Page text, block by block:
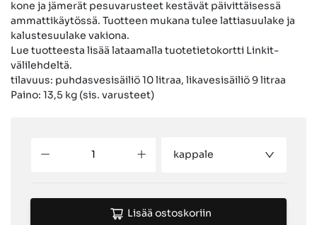
kone ja jämerät pesuvarusteet kestävät päivittäisessä
ammattikäytössä. Tuotteen mukana tulee lattiasuulake ja
kalustesuulake vakiona.
Lue tuotteesta lisää lataamalla tuotetietokortti Linkit-
välilehdeltä.
tilavuus: puhdasvesisäiliö 10 litraa, likavesisäiliö 9 litraa
Paino: 13,5 kg (sis. varusteet)
kappale
Lisää ostoskoriin